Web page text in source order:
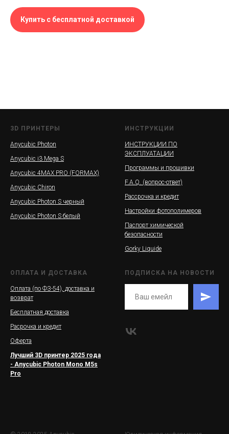
Купить с бесплатной доставкой
3D ПРИНТЕРЫ
Anycubic Photon
Anycubic i3 Mega S
Anycubic 4MAX PRO (FORMAX)
Anycubic Chiron
Anycubic Photon S черный
Anycubic Photon S белый
ИНСТРУКЦИИ
ИНСТРУКЦИИ ПО
ЭКСПЛУАТАЦИИ
Программы и прошивки
F.A.Q. (вопрос-ответ)
Рассрочка и кредит
Настройки фотополимеров
Паспорт химической
безопасности
Gorky Liquide
ОПЛАТА И ДОСТАВКА
Оплата (по ФЗ-54), доставка и
возврат
Бесплатная доставка
Расрочка и кредит
Оферта
Лучший 3D принтер 2025 года
- Anycubic Photon Mono M5s
Pro
ПОДПИСКА НА НОВОСТИ